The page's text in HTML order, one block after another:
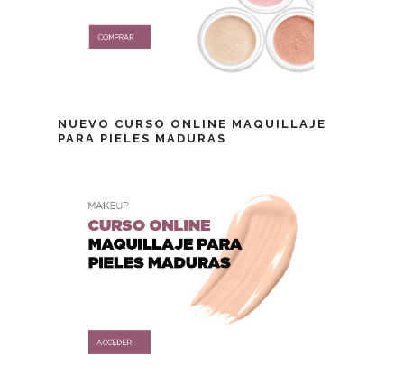
NUEVO CURSO ONLINE MAQUILLAJE
PARA PIELES MADURAS